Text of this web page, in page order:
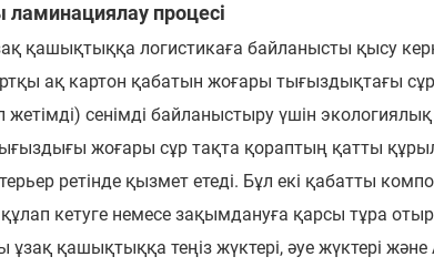
ламинациялау процесі
қашықтыққа логистикаға байланысты қысу
ақ картон қабатын жоғары тығыздықтағы сұр
сенімді байланыстыру үшін экологиялық
жоғары сұр тақта қораптың қатты
ретінде қызмет етеді. Бұл екі қабатты
кетуге немесе зақымдануға қарсы тұра
ұзақ қашықтыққа теңіз жүктері, әуе жүктері